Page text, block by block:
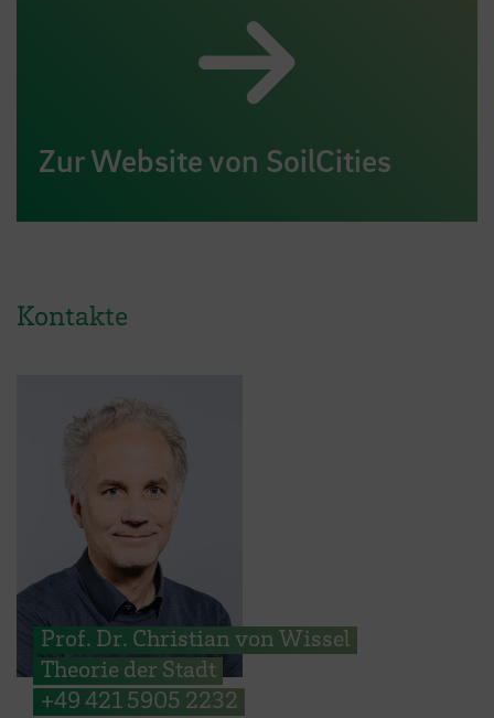
Zur Website von SoilCities
Kontakte
Prof. Dr. Christian von Wissel
Theorie der Stadt
+49 421 5905 2232